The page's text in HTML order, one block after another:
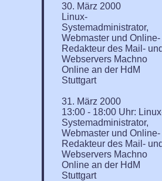
30. März 2000
Linux-
Systemadministrator,
Webmaster und Online-
Redakteur des Mail-
Webservers Machno
Online an der HdM
Stuttgart
31. März 2000
13:00 - 18:00 Uhr:
Systemadministrator,
Webmaster und Online-
Redakteur des Mail-
Webservers Machno
Online an der HdM
Stuttgart